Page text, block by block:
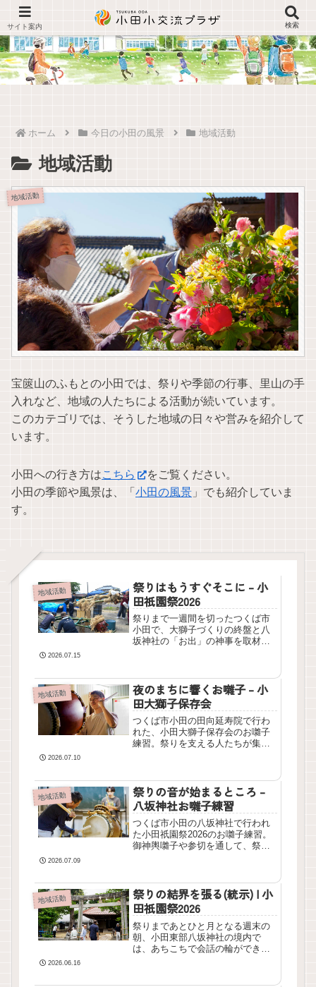
ホーム 今日の小田の風景 地域活動
地域活動
地域活動
宝篋山のふもとの小田では、祭りや季節の行事、里山の手
入れなど、地域の人たちによる活動が続いています。
このカテゴリでは、そうした地域の日々や営みを紹介して
います。
小田への行き方はこちら
をご覧ください。
小田の季節や風景は、「 小田の風景 」でも紹介していま
す。
地域活動
祭りはもうすぐそこに – 小
田祇園祭2026
祭りまで一週間を切ったつくば市
小田で、大獅子づくりの終盤と八
坂神社の「お出」の神事を取材し
2026.07.15
地域活動
夜のまちに響くお囃子 – 小
田大獅子保存会
つくば市小田の田向延寿院で行わ
れた、小田大獅子保存会のお囃子
練習。祭りを支える人たちが集ま
2026.07.10
地域活動
祭りの音が始まるところ –
八坂神社お囃子練習
つくば市小田の八坂神社で行われ
た小田祇園祭2026のお囃子練習。
御神輿囃子や参切を通して、祭り
2026.07.09
地域活動
祭りの結界を張る(統示) | 小
田祇園祭2026
祭りまであとひと月となる週末の
朝、小田東部八坂神社の境内で
は、あちこちで会話の輪ができて
2026.06.16
検索